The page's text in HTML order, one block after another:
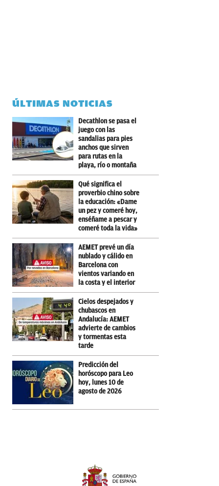
ÚLTIMAS NOTICIAS
Decathlon se pasa el
juego con las
sandalias para pies
anchos que sirven
para rutas en la
playa, río o montaña
Qué significa el
proverbio chino sobre
la educación: «Dame
un pez y comeré hoy,
enséñame a pescar y
comeré toda la vida»
AEMET prevé un día
nublado y cálido en
Barcelona con
vientos variando en
la costa y el interior
Cielos despejados y
chubascos en
Andalucía: AEMET
advierte de cambios
y tormentas esta
tarde
Predicción del
horóscopo para Leo
hoy, lunes 10 de
agosto de 2026